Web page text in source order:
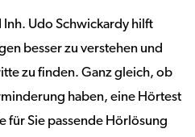
Inh. Udo Schwickardy hilft
besser zu verstehen und
zu finden. Ganz gleich, ob
haben, eine Hörtest
für Sie passende Hörlösung